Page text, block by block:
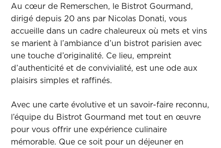
Au cœur de Remerschen, le Bistrot Gourmand,
dirigé depuis 20 ans par Nicolas Donati, vous
accueille dans un cadre chaleureux où mets et vins
se marient à l’ambiance d’un bistrot parisien avec
une touche d’originalité. Ce lieu, empreint
d’authenticité et de convivialité, est une ode aux
plaisirs simples et raffinés.
Avec une carte évolutive et un savoir-faire reconnu,
l’équipe du Bistrot Gourmand met tout en œuvre
pour vous offrir une expérience culinaire
mémorable. Que ce soit pour un déjeuner en